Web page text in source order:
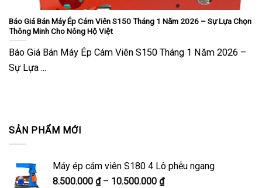
SẢN PHẨM MỚI
Máy ép cám viên S180 4 Lô phễu ngang
8.500.000 ₫ – 10.500.000 ₫Khoảng
Báo Giá Bán Máy Ép Cám Viên S150 Tháng 1 Năm 2026 – Sự Lựa Chọn
Thông Minh Cho Nông Hộ Việt
Báo Giá Bán Máy Ép Cám Viên S150 Tháng 1 Năm 2026 –
Sự Lựa ...